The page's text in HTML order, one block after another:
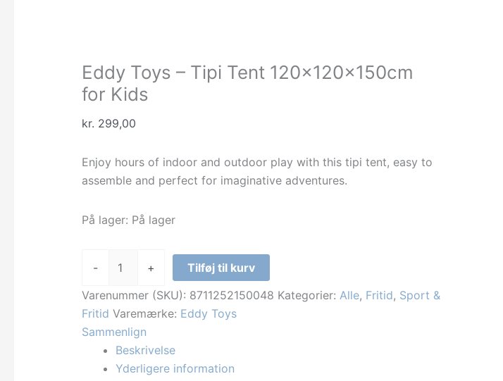
Eddy Toys – Tipi Tent 120x120x150cm
for Kids
kr. 299,00
Enjoy hours of indoor and outdoor play with this tipi tent, easy to
assemble and perfect for imaginative adventures.
På lager: På lager
-
-
Tipi
Tent
120x120x150cm
+
Tilføj til kurv
Varenummer (SKU): 8711252150048 Kategorier: Alle, Fritid, Sport &
Fritid Varemærke: Eddy Toys
Sammenlign
Beskrivelse
Yderligere information